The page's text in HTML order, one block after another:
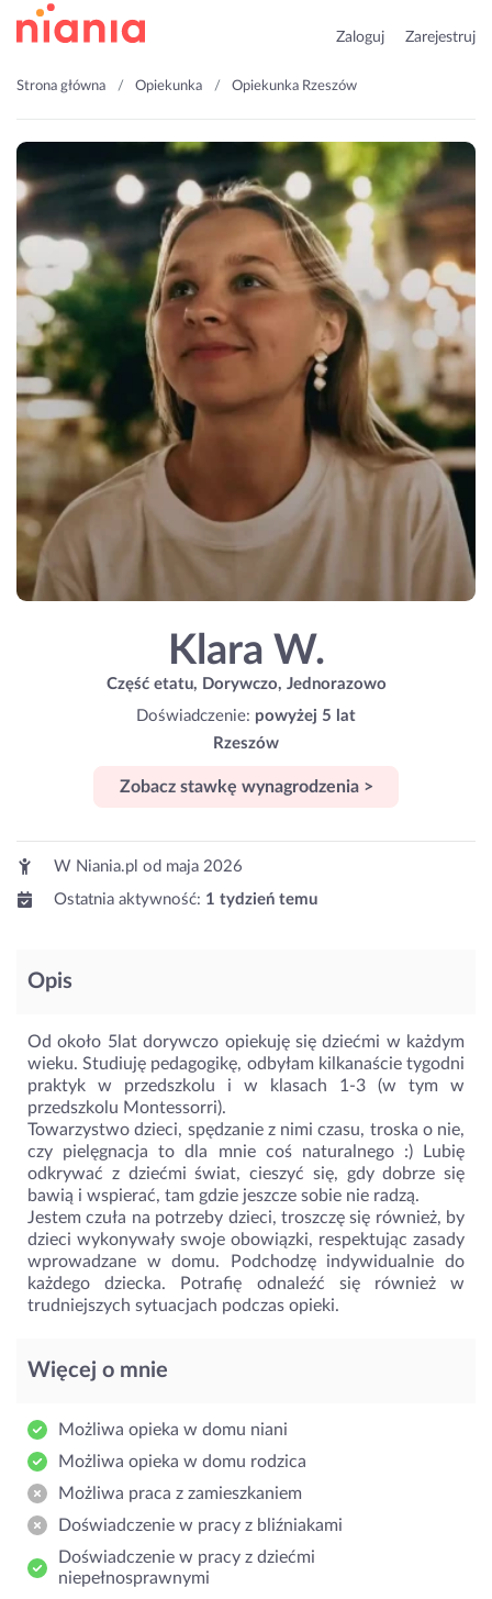
Zaloguj Zarejestruj
Strona główna Opiekunka Opiekunka Rzeszów
Klara W.
Część etatu, Dorywczo, Jednorazowo
Doświadczenie: powyżej 5 lat
Rzeszów
Zobacz stawkę wynagrodzenia >
W Niania.pl od maja 2026
Ostatnia aktywność: 1 tydzień temu
Opis
Od około 5lat dorywczo opiekuję się dziećmi w każdym
wieku. Studiuję pedagogikę, odbyłam kilkanaście tygodni
praktyk w przedszkolu i w klasach 1-3 (w tym w
przedszkolu Montessorri).
Towarzystwo dzieci, spędzanie z nimi czasu, troska o nie,
czy pielęgnacja to dla mnie coś naturalnego :) Lubię
odkrywać z dziećmi świat, cieszyć się, gdy dobrze się
bawią i wspierać, tam gdzie jeszcze sobie nie radzą.
Jestem czuła na potrzeby dzieci, troszczę się również, by
dzieci wykonywały swoje obowiązki, respektując zasady
wprowadzane w domu. Podchodzę indywidualnie do
każdego dziecka. Potrafię odnaleźć się również w
trudniejszych sytuacjach podczas opieki.
Więcej o mnie
Możliwa opieka w domu niani
Możliwa opieka w domu rodzica
Możliwa praca z zamieszkaniem
Doświadczenie w pracy z bliźniakami
Doświadczenie w pracy z dziećmi
niepełnosprawnymi